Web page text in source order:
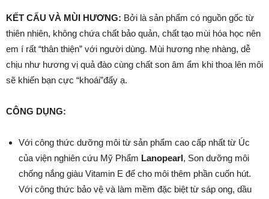
KẾT CẤU VÀ MÙI HƯƠNG: Bởi là sản phẩm có nguồn gốc từ
thiên nhiên, không chứa chất bảo quản, chất tạo mùi hóa học nên
em í rất “thân thiện” với người dùng. Mùi hương nhẹ nhàng, dễ
chịu như hương vị quả đào cùng chất son âm ẩm khi thoa lên môi
sẽ khiến bạn cực “khoái”đấy ạ.
CÔNG DỤNG:
Với công thức dưỡng môi từ sản phẩm cao cấp nhất từ Úc
của viện nghiên cứu Mỹ Phẩm Lanopearl, Son dưỡng môi
chống nắng giàu Vitamin E để cho môi thêm phần cuốn hút.
Với công thức bảo vệ và làm mềm đặc biệt từ sáp ong, dầu